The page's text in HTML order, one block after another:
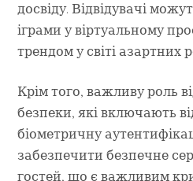
досвіду. Відвідувачі
іграми у віртуальному
трендом у світі азартних
Крім того, важливу роль
безпеки, які включають
біометричну
забезпечити безпечне
гостей, що є важливим